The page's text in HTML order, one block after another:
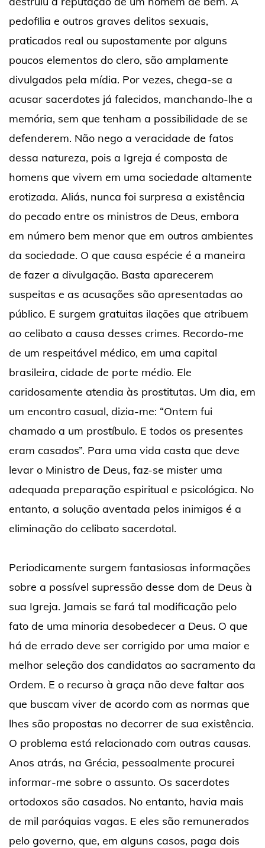
pedofilia e outros graves delitos sexuais,
praticados real ou supostamente por alguns
poucos elementos do clero, são amplamente
divulgados pela mídia. Por vezes, chega-se a
acusar sacerdotes já falecidos, manchando-lhe a
memória, sem que tenham a possibilidade de se
defenderem. Não nego a veracidade de fatos
dessa natureza, pois a Igreja é composta de
homens que vivem em uma sociedade altamente
erotizada. Aliás, nunca foi surpresa a existência
do pecado entre os ministros de Deus, embora
em número bem menor que em outros ambientes
da sociedade. O que causa espécie é a maneira
de fazer a divulgação. Basta aparecerem
suspeitas e as acusações são apresentadas ao
público. E surgem gratuitas ilações que atribuem
ao celibato a causa desses crimes. Recordo-me
de um respeitável médico, em uma capital
brasileira, cidade de porte médio. Ele
caridosamente atendia às prostitutas. Um dia, em
um encontro casual, dizia-me: “Ontem fui
chamado a um prostíbulo. E todos os presentes
eram casados”. Para uma vida casta que deve
levar o Ministro de Deus, faz-se mister uma
adequada preparação espiritual e psicológica. No
entanto, a solução aventada pelos inimigos é a
eliminação do celibato sacerdotal.
Periodicamente surgem fantasiosas informações
sobre a possível supressão desse dom de Deus à
sua Igreja. Jamais se fará tal modificação pelo
fato de uma minoria desobedecer a Deus. O que
há de errado deve ser corrigido por uma maior e
melhor seleção dos candidatos ao sacramento da
Ordem. E o recurso à graça não deve faltar aos
que buscam viver de acordo com as normas que
lhes são propostas no decorrer de sua existência.
O problema está relacionado com outras causas.
Anos atrás, na Grécia, pessoalmente procurei
informar-me sobre o assunto. Os sacerdotes
ortodoxos são casados. No entanto, havia mais
de mil paróquias vagas. E eles são remunerados
pelo governo, que, em alguns casos, paga dois